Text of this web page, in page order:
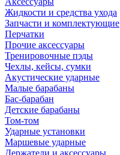
Жидкости и средства ухода
Запчасти и комплектующие
Перчатки
Прочие аксессуары
Тренировочные пэды
Чехлы, кейсы, сумки
Акустические ударные
Mалые барабаны
Бас-барабан
Детские барабаны
Том-том
Ударные установки
Маршевые ударные
Держатели и аксессуары